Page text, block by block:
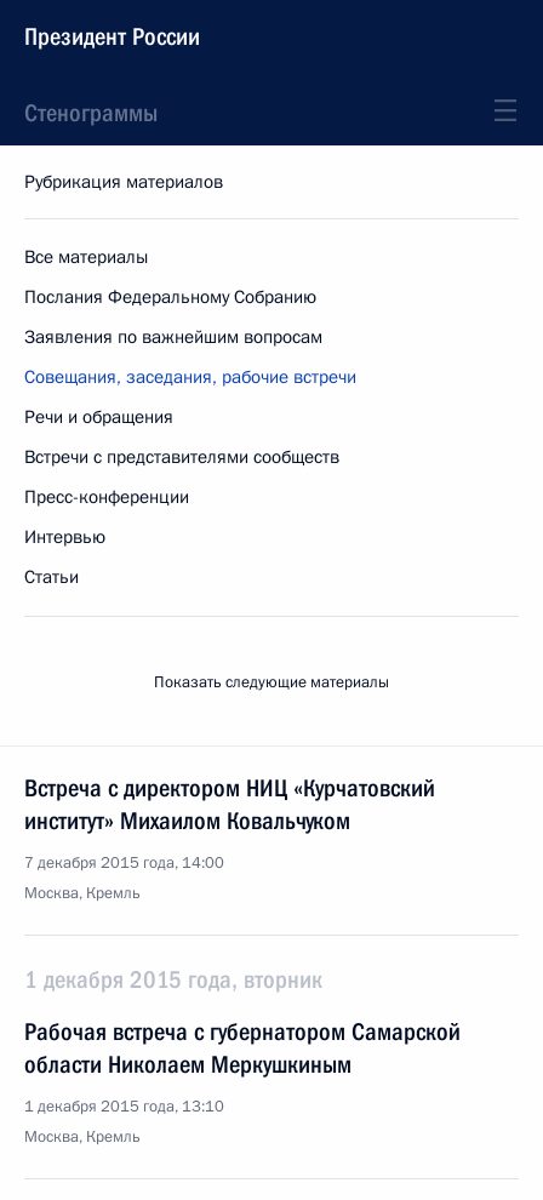
Президент России
Стенограммы
Рубрикация материалов
Все материалы
Послания Федеральному Собранию
Заявления по важнейшим вопросам
Совещания, заседания, рабочие встречи
Речи и обращения
Встречи с представителями сообществ
Пресс-конференции
Интервью
Статьи
Показать следующие материалы
Встреча с директором НИЦ «Курчатовский
институт» Михаилом Ковальчуком
7 декабря 2015 года, 14:00
Москва, Кремль
1 декабря 2015 года, вторник
Рабочая встреча с губернатором Самарской
области Николаем Меркушкиным
1 декабря 2015 года, 13:10
Москва, Кремль